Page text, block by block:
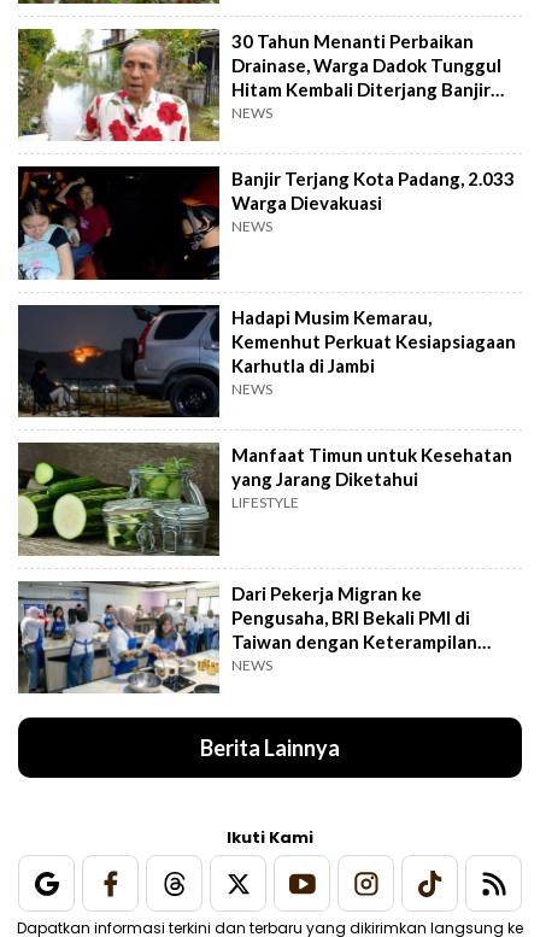
30 Tahun Menanti Perbaikan
Drainase, Warga Dadok Tunggul
Hitam Kembali Diterjang Banjir
Parah
NEWS
Banjir Terjang Kota Padang, 2.033
Warga Dievakuasi
NEWS
Hadapi Musim Kemarau,
Kemenhut Perkuat Kesiapsiagaan
Karhutla di Jambi
NEWS
Manfaat Timun untuk Kesehatan
yang Jarang Diketahui
LIFESTYLE
Dari Pekerja Migran ke
Pengusaha, BRI Bekali PMI di
Taiwan dengan Keterampilan
Bisnis
NEWS
Berita Lainnya
Ikuti Kami
Dapatkan informasi terkini dan terbaru yang dikirimkan langsung ke